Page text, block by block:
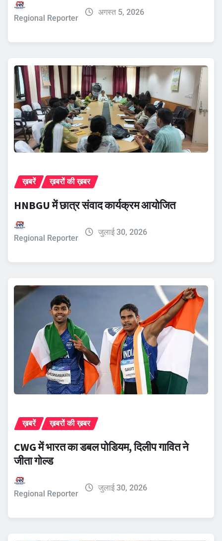
Regional Reporter
अगस्त 5, 2026
ख़बरें ख़बरों की ख़बर
HNBGU में छात्र संवाद कार्यक्रम आयोजित
Regional Reporter
जुलाई 30, 2026
ख़बरें ख़बरों की ख़बर
CWG में भारत का डबल पोडियम, दिलीप गावित ने
जीता गोल्ड
Regional Reporter
जुलाई 30, 2026